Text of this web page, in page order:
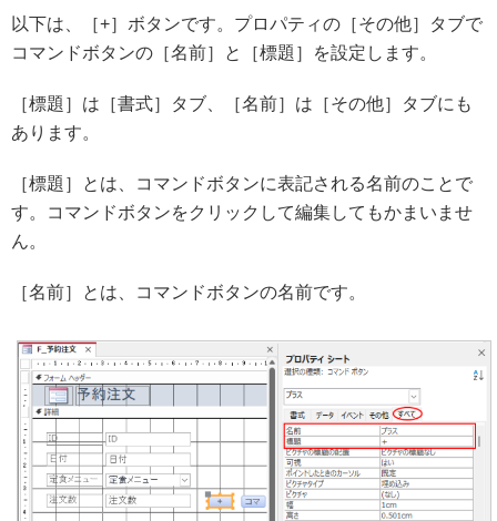
以下は、［+］ボタンです。プロパティの［その他］タブで
コマンドボタンの［名前］と［標題］を設定します。
［標題］は［書式］タブ、［名前］は［その他］タブにも
あります。
［標題］とは、コマンドボタンに表記される名前のことで
す。コマンドボタンをクリックして編集してもかまいませ
ん。
［名前］とは、コマンドボタンの名前です。